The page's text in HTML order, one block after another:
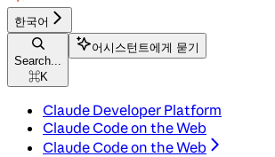
한국어
Search...
⌘K
어시스턴트에게 묻기
Claude Developer Platform
Claude Code on the Web
Claude Code on the Web